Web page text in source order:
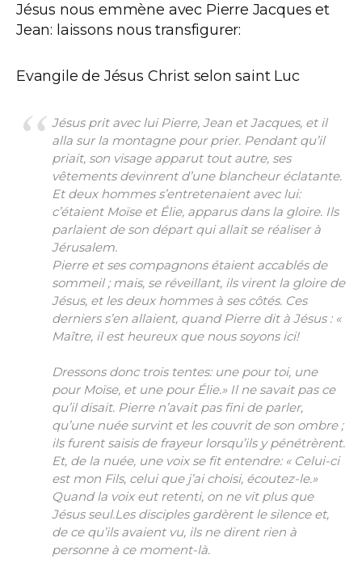
Jésus nous emmène avec Pierre Jacques et
Jean: laissons nous transfigurer:
Evangile de Jésus Christ selon saint Luc
Jésus prit avec lui Pierre, Jean et Jacques, et il
alla sur la montagne pour prier. Pendant qu’il
priait, son visage apparut tout autre, ses
vêtements devinrent d’une blancheur éclatante.
Et deux hommes s’entretenaient avec lui:
c’étaient Moïse et Élie, apparus dans la gloire. Ils
parlaient de son départ qui allait se réaliser à
Jérusalem.
Pierre et ses compagnons étaient accablés de
sommeil ; mais, se réveillant, ils virent la gloire de
Jésus, et les deux hommes à ses côtés. Ces
derniers s’en allaient, quand Pierre dit à Jésus : «
Maître, il est heureux que nous soyons ici!
Dressons donc trois tentes: une pour toi, une
pour Moïse, et une pour Élie.» Il ne savait pas ce
qu’il disait. Pierre n’avait pas fini de parler,
qu’une nuée survint et les couvrit de son ombre ;
ils furent saisis de frayeur lorsqu’ils y pénétrèrent.
Et, de la nuée, une voix se fit entendre: « Celui-ci
est mon Fils, celui que j’ai choisi, écoutez-le.»
Quand la voix eut retenti, on ne vit plus que
Jésus seul.Les disciples gardèrent le silence et,
de ce qu’ils avaient vu, ils ne dirent rien à
personne à ce moment-là.